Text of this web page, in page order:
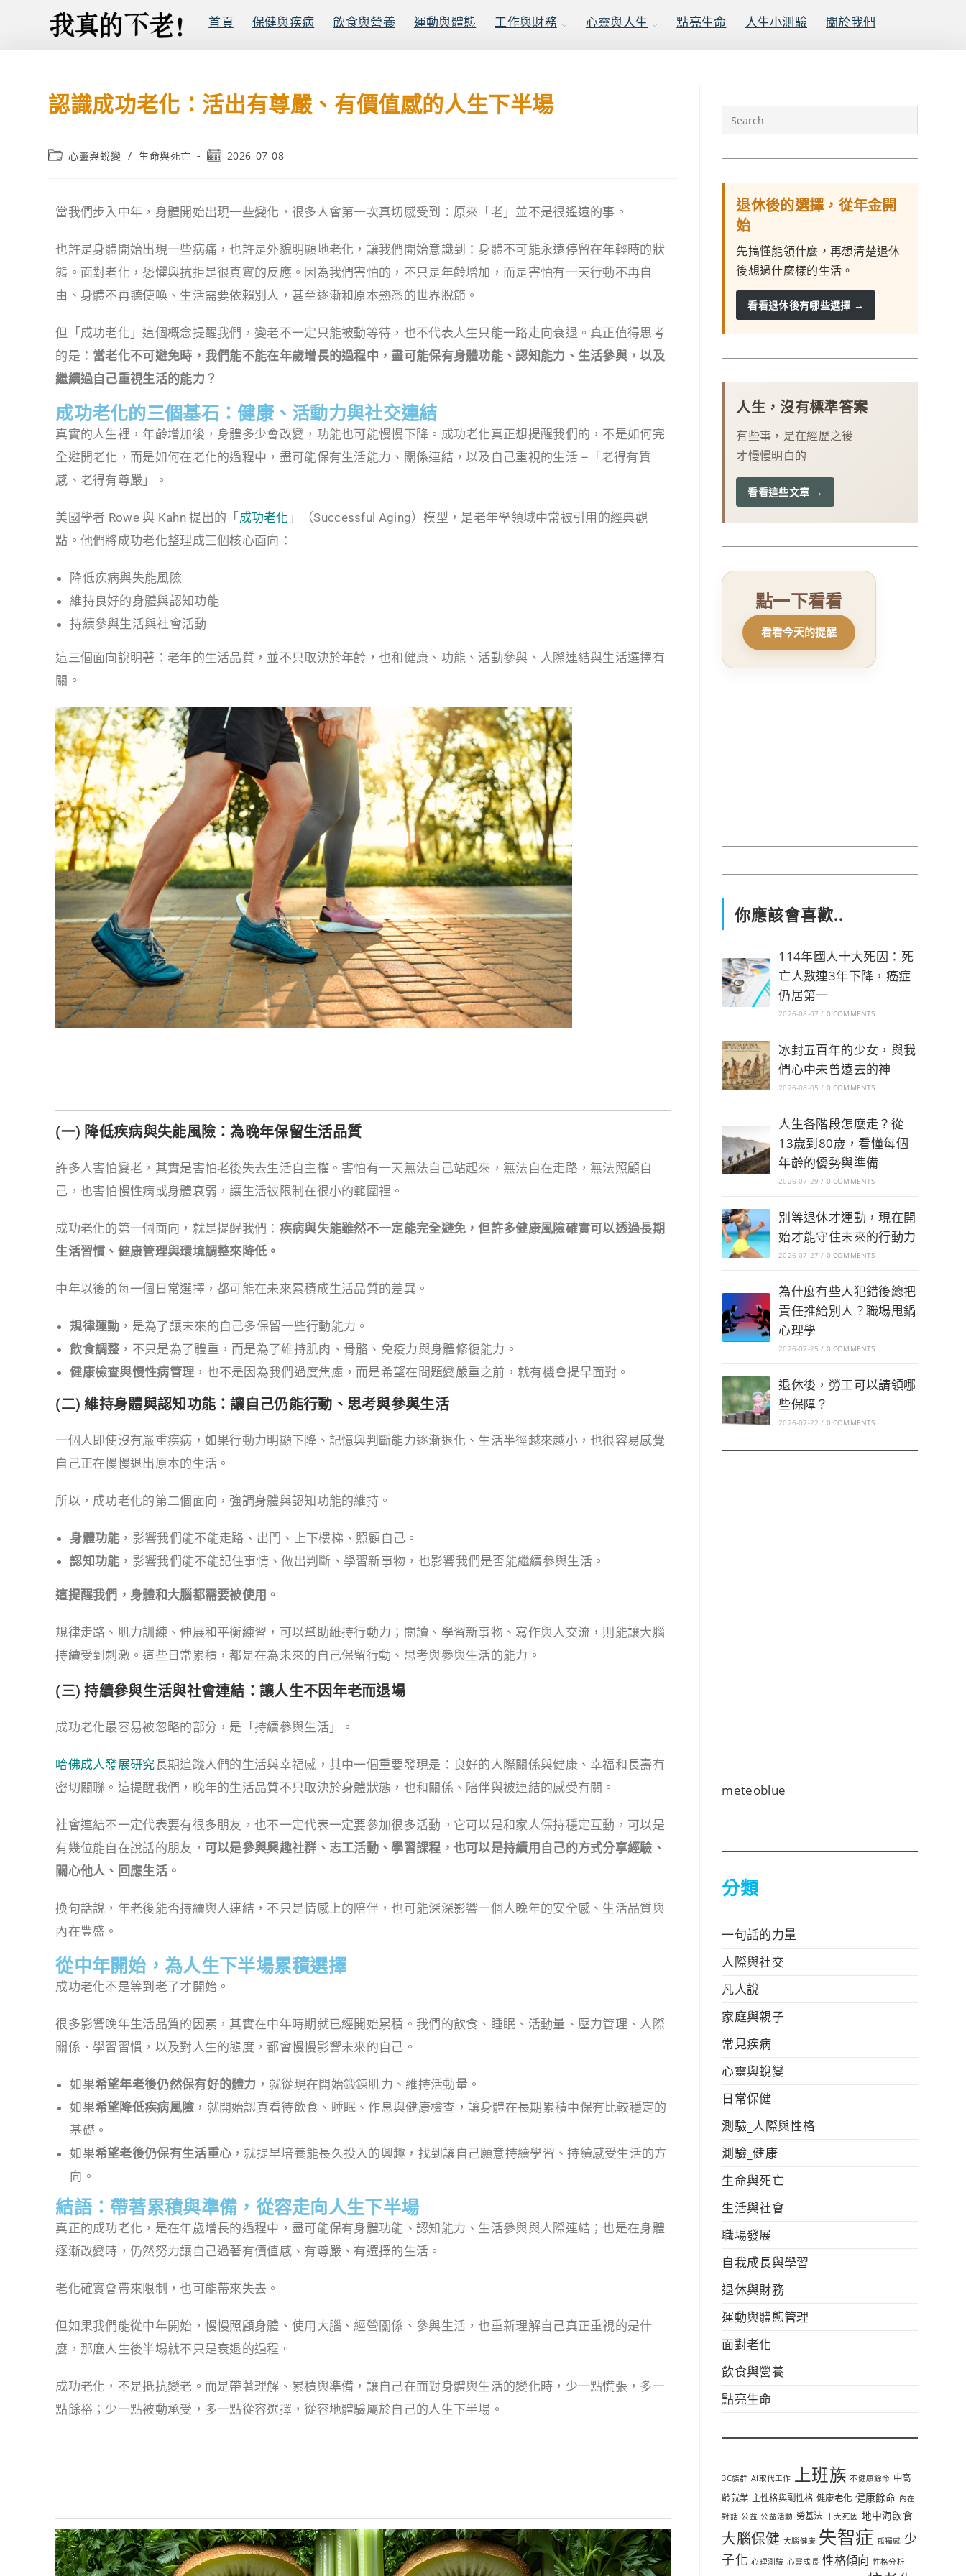
首頁 保健與疾病 飲食與營養 運動與體態 工作與財務 心靈與人生 點亮生命 人生小測驗 關於我們
認識成功老化：活出有尊嚴、有價值感的人生下半場
心靈與蛻變 / 生命與死亡 2026-07-08
當我們步入中年，身體開始出現一些變化，很多人會第一次真切感受到：原來「老」並不是很遙遠的事。
也許是身體開始出現一些病痛，也許是外貌明顯地老化，讓我們開始意識到：身體不可能永遠停留在年輕時的狀
態。面對老化，恐懼與抗拒是很真實的反應。因為我們害怕的，不只是年齡增加，而是害怕有一天行動不再自
由、身體不再聽使喚、生活需要依賴別人，甚至逐漸和原本熟悉的世界脫節。
但「成功老化」這個概念提醒我們，變老不一定只能被動等待，也不代表人生只能一路走向衰退。真正值得思考
的是： 當老化不可避免時，我們能不能在年歲增長的過程中，盡可能保有身體功能、認知能力、生活參與，以及
繼續過自己重視生活的能力？
成功老化的三個基石：健康、活動力與社交連結
真實的人生裡，年齡增加後，身體多少會改變，功能也可能慢慢下降。成功老化真正想提醒我們的，不是如何完
全避開老化，而是如何在老化的過程中，盡可能保有生活能力、關係連結，以及自己重視的生活 –「老得有質
感、老得有尊嚴」。
美國學者 Rowe 與 Kahn 提出的「 成功老化 」（Successful Aging）模型，是老年學領域中常被引用的經典觀
點。他們將成功老化整理成三個核心面向：
降低疾病與失能風險
維持良好的身體與認知功能
持續參與生活與社會活動
這三個面向說明著：老年的生活品質，並不只取決於年齡，也和健康、功能、活動參與、人際連結與生活選擇有
關。
(一) 降低疾病與失能風險：為晚年保留生活品質
許多人害怕變老，其實是害怕老後失去生活自主權。害怕有一天無法自己站起來，無法自在走路，無法照顧自
己，也害怕慢性病或身體衰弱，讓生活被限制在很小的範圍裡。
成功老化的第一個面向，就是提醒我們： 疾病與失能雖然不一定能完全避免，但許多健康風險確實可以透過長期
生活習慣、健康管理與環境調整來降低。
中年以後的每一個日常選擇，都可能在未來累積成生活品質的差異。
規律運動 ，是為了讓未來的自己多保留一些行動能力。
飲食調整 ，不只是為了體重，而是為了維持肌肉、骨骼、免疫力與身體修復能力。
健康檢查與慢性病管理 ，也不是因為我們過度焦慮，而是希望在問題變嚴重之前，就有機會提早面對。
(二) 維持身體與認知功能：讓自己仍能行動、思考與參與生活
一個人即使沒有嚴重疾病，如果行動力明顯下降、記憶與判斷能力逐漸退化、生活半徑越來越小，也很容易感覺
自己正在慢慢退出原本的生活。
所以，成功老化的第二個面向，強調身體與認知功能的維持。
身體功能 ，影響我們能不能走路、出門、上下樓梯、照顧自己。
認知功能 ，影響我們能不能記住事情、做出判斷、學習新事物，也影響我們是否能繼續參與生活。
這提醒我們，身體和大腦都需要被使用。
規律走路、肌力訓練、伸展和平衡練習，可以幫助維持行動力；閱讀、學習新事物、寫作與人交流，則能讓大腦
持續受到刺激。這些日常累積，都是在為未來的自己保留行動、思考與參與生活的能力。
(三) 持續參與生活與社會連結：讓人生不因年老而退場
成功老化最容易被忽略的部分，是「持續參與生活」。
哈佛成人發展研究長期追蹤人們的生活與幸福感，其中一個重要發現是：良好的人際關係與健康、幸福和長壽有
密切關聯。這提醒我們，晚年的生活品質不只取決於身體狀態，也和關係、陪伴與被連結的感受有關。
社會連結不一定代表要有很多朋友，也不一定代表一定要參加很多活動。它可以是和家人保持穩定互動，可以是
有幾位能自在說話的朋友， 可以是參與興趣社群、志工活動、學習課程，也可以是持續用自己的方式分享經驗、
關心他人、回應生活。
換句話說，年老後能否持續與人連結，不只是情感上的陪伴，也可能深深影響一個人晚年的安全感、生活品質與
內在豐盛。
從中年開始，為人生下半場累積選擇
成功老化不是等到老了才開始。
很多影響晚年生活品質的因素，其實在中年時期就已經開始累積。我們的飲食、睡眠、活動量、壓力管理、人際
關係、學習習慣，以及對人生的態度，都會慢慢影響未來的自己。
如果希望年老後仍然保有好的體力 ，就從現在開始鍛鍊肌力、維持活動量。
如果希望降低疾病風險 ，就開始認真看待飲食、睡眠、作息與健康檢查，讓身體在長期累積中保有比較穩定的
基礎。
如果希望老後仍保有生活重心 ，就提早培養能長久投入的興趣，找到讓自己願意持續學習、持續感受生活的方
向。
結語：帶著累積與準備，從容走向人生下半場
真正的成功老化，是在年歲增長的過程中，盡可能保有身體功能、認知能力、生活參與與人際連結；也是在身體
逐漸改變時，仍然努力讓自己過著有價值感、有尊嚴、有選擇的生活。
老化確實會帶來限制，也可能帶來失去。
但如果我們能從中年開始，慢慢照顧身體、使用大腦、經營關係、參與生活，也重新理解自己真正重視的是什
麼，那麼人生後半場就不只是衰退的過程。
成功老化，不是抵抗變老。而是帶著理解、累積與準備，讓自己在面對身體與生活的變化時，少一點慌張，多一
點餘裕；少一點被動承受，多一點從容選擇，從容地體驗屬於自己的人生下半場。
退休後的選擇，從年金開
始
先搞懂能領什麼，再想清楚退休
後想過什麼樣的生活。
看看退休後有哪些選擇 →
人生，沒有標準答案
有些事，是在經歷之後
才慢慢明白的
看看這些文章 →
點一下看看
看看今天的提醒
再看一張
你應該會喜歡..
114年國人十大死因：死
亡人數連3年下降，癌症
仍居第一
2026-08-07 / 0 COMMENTS
冰封五百年的少女，與我
們心中未曾遠去的神
2026-08-05 / 0 COMMENTS
人生各階段怎麼走？從
13歲到80歲，看懂每個
年齡的優勢與準備
2026-07-29 / 0 COMMENTS
別等退休才運動，現在開
始才能守住未來的行動力
2026-07-27 / 0 COMMENTS
為什麼有些人犯錯後總把
責任推給別人？職場甩鍋
心理學
2026-07-25 / 0 COMMENTS
退休後，勞工可以請領哪
些保障？
2026-07-22 / 0 COMMENTS
meteoblue
分類
一句話的力量
人際與社交
凡人說
家庭與親子
常見疾病
心靈與蛻變
日常保健
測驗_人際與性格
測驗_健康
生命與死亡
生活與社會
職場發展
自我成長與學習
退休與財務
運動與體態管理
面對老化
飲食與營養
點亮生命
3C族群 AI取代工作 上班族 不健康餘命 中高
齡就業 主性格與副性格 健康老化 健康餘命 內在
對話 公益 公益活動 勞基法 十大死因 地中海飲食
大腦保健 大腦健康 失智症 孤獨感 少
子化 心理測驗 心靈成長 性格傾向 性格分析